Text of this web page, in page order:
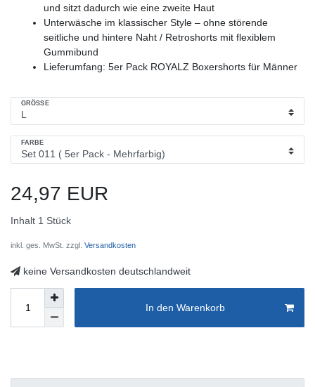
und sitzt dadurch wie eine zweite Haut
Unterwäsche im klassischer Style – ohne störende
seitliche und hintere Naht / Retroshorts mit flexiblem
Gummibund
Lieferumfang: 5er Pack ROYALZ Boxershorts für Männer
GRÖSSE
FARBE
24,97 EUR
Inhalt 1 Stück
inkl. ges. MwSt. zzgl. Versandkosten
keine Versandkosten deutschlandweit
In den Warenkorb